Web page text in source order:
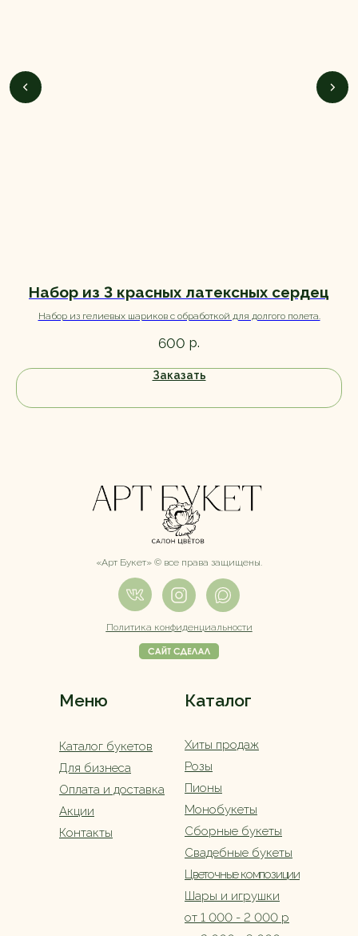
Набор из 3 красных латексных сердец
Набор из гелиевых шариков с обработкой для долгого полета.
600 р.
Заказать
Меню Каталог
Каталог букетов
Политика конфиденциальности
Оплата и доставка
Сборные букеты
Свадебные букеты
«Арт Букет» ©️ все права защищены.
Для бизнеса
Хиты продаж
Монобукеты
Цветочные композиции
Акции
Контакты
Шары и игрушки
от 1 000 - 2 000 р
Розы
Пионы